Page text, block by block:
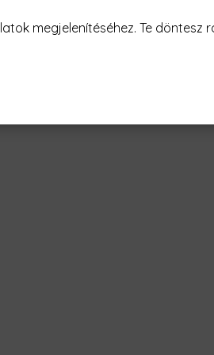
😥
tequila Férfi Póló"
megjelenítéséhez. Te döntesz